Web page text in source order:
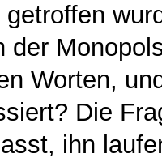
getroffen
der
Worten,
Die
ihn